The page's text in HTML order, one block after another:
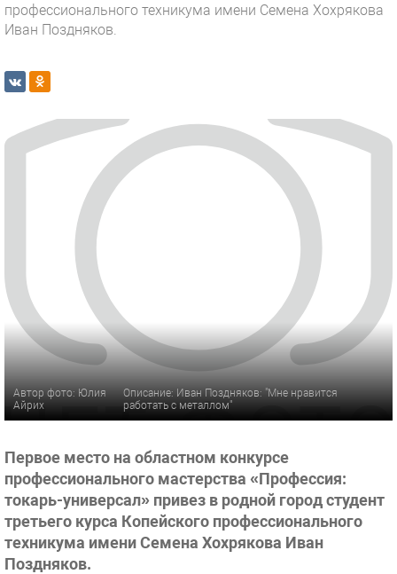
профессионального техникума имени Семена Хохрякова
Иван Поздняков.
Автор фото: Юлия
Айрих
Описание: Иван Поздняков: "Мне нравится
работать с металлом"
Первое место на областном конкурсе
профессионального мастерства «Профессия:
токарь-универсал» привез в родной город студент
третьего курса Копейского профессионального
техникума имени Семена Хохрякова Иван
Поздняков.